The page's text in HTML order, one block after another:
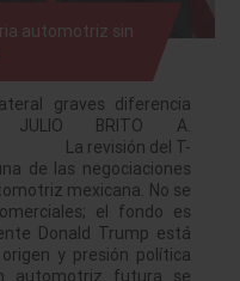
automotriz sin
graves diferencia
JULIO BRITO A.
revisión del T-
de las negociaciones
mexicana. No se
el fondo es
Donald Trump está
y presión política
automotriz futura se